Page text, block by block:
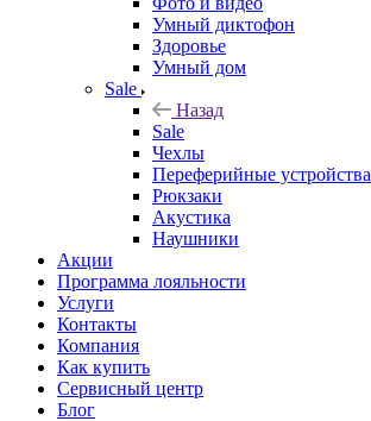
Умный диктофон
Здоровье
Умный дом
Sale
Назад
Sale
Чехлы
Переферийные устройства
Рюкзаки
Акустика
Наушники
Акции
Программа лояльности
Услуги
Контакты
Компания
Как купить
Сервисный центр
Блог